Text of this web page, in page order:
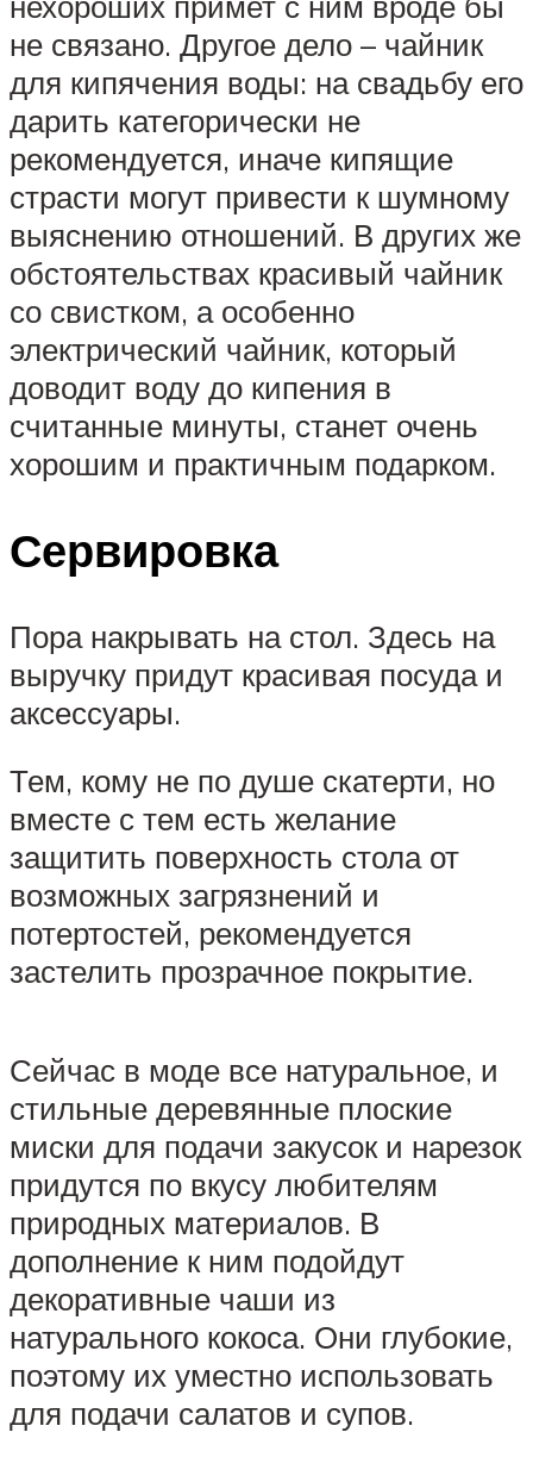
не связано. Другое дело – чайник
для кипячения воды: на свадьбу его
дарить категорически не
рекомендуется, иначе кипящие
страсти могут привести к шумному
выяснению отношений. В других же
обстоятельствах красивый чайник
со свистком, а особенно
электрический чайник, который
доводит воду до кипения в
считанные минуты, станет очень
хорошим и практичным подарком.
Сервировка
Пора накрывать на стол. Здесь на
выручку придут красивая посуда и
аксессуары.
Тем, кому не по душе скатерти, но
вместе с тем есть желание
защитить поверхность стола от
возможных загрязнений и
потертостей, рекомендуется
застелить прозрачное покрытие.
Сейчас в моде все натуральное, и
стильные деревянные плоские
миски для подачи закусок и нарезок
придутся по вкусу любителям
природных материалов. В
дополнение к ним подойдут
декоративные чаши из
натурального кокоса. Они глубокие,
поэтому их уместно использовать
для подачи салатов и супов.